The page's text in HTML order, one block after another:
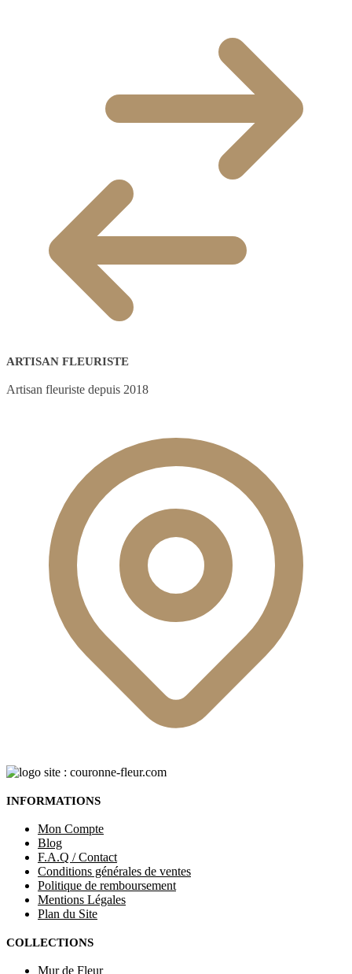
ARTISAN FLEURISTE
Artisan fleuriste depuis 2018
INFORMATIONS
Mon Compte
Blog
F.A.Q / Contact
Conditions générales de ventes
Politique de remboursement
Mentions Légales
Plan du Site
COLLECTIONS
Mur de Fleur